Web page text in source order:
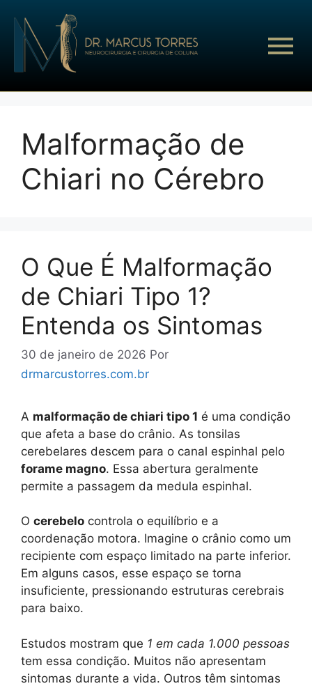
Malformação de
Chiari no Cérebro
O Que É Malformação
de Chiari Tipo 1?
Entenda os Sintomas
30 de janeiro de 2026 Por
drmarcustorres.com.br
A malformação de chiari tipo 1 é uma condição
que afeta a base do crânio. As tonsilas
cerebelares descem para o canal espinhal pelo
forame magno. Essa abertura geralmente
permite a passagem da medula espinhal.
O cerebelo controla o equilíbrio e a
coordenação motora. Imagine o crânio como um
recipiente com espaço limitado na parte inferior.
Em alguns casos, esse espaço se torna
insuficiente, pressionando estruturas cerebrais
para baixo.
Estudos mostram que 1 em cada 1.000 pessoas
tem essa condição. Muitos não apresentam
sintomas durante a vida. Outros têm sintomas